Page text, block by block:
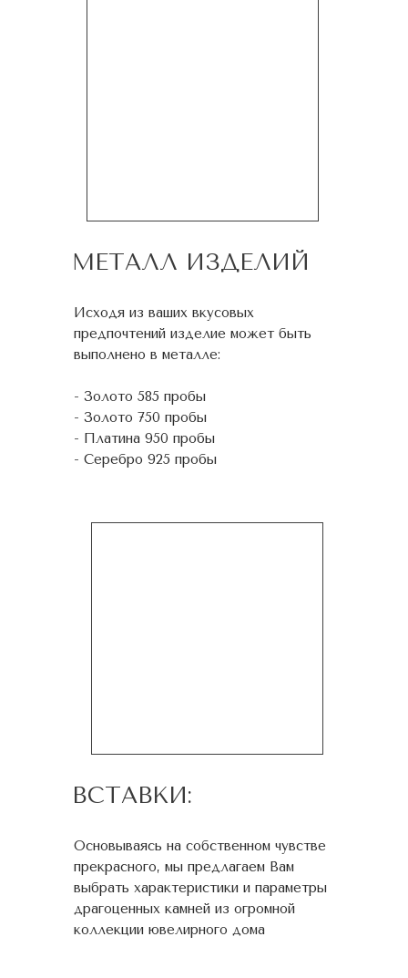
МЕТАЛЛ ИЗДЕЛИЙ
Исходя из ваших вкусовых
предпочтений изделие может быть
выполнено в металле:
- Золото 585 пробы
- Золото 750 пробы
- Платина 950 пробы
- Серебро 925 пробы
ВСТАВКИ:
Основываясь на собственном чувстве
прекрасного, мы предлагаем Вам
выбрать характеристики и параметры
драгоценных камней из огромной
коллекции ювелирного дома